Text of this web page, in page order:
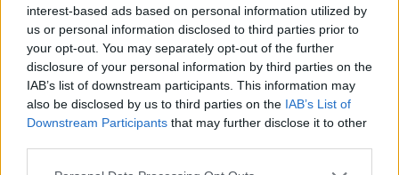
interest-based ads based on personal information utilized by
us or personal information disclosed to third parties prior to
your opt-out. You may separately opt-out of the further
disclosure of your personal information by third parties on the
IAB’s list of downstream participants. This information may
also be disclosed by us to third parties on the IAB’s List of
Downstream Participants that may further disclose it to other
Please note that this website/app uses one or more Google
van hun strategieën, maar om het leren en aanpassen van
hun lessen aan jouw unieke situatie. Ben jij klaar om je
crypto-reis te beginnen? 🚀💰
Staff